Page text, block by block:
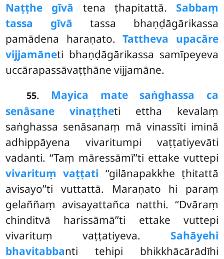
Naṭṭhe gīvā tena ṭhapitattā. Sabbaṃ
tassa gīvā tassa bhaṇḍāgārikassa
pamādena haraṇato.Tattheva upacāre
vijjamāneti bhaṇḍāgārikassa samīpeyeva
uccārapassāvaṭṭhāne vijjamāne.
55. Mayica mate saṅghassa ca
senāsane vinaṭṭheti ettha kevalaṃ
saṅghassa senāsanaṃ mā vinassīti iminā
adhippāyena vivaritumpi vaṭṭatiyevāti
vadanti. ‘‘Taṃ māressāmī’’ti ettake vuttepi
vivarituṃ vaṭṭati ‘‘gilānapakkhe ṭhitattā
avisayo’’ti vuttattā. Maraṇato hi paraṃ
gelaññaṃ avisayattañca natthi. ‘‘Dvāraṃ
chinditvā harissāmā’’ti ettake vuttepi
vivarituṃ vaṭṭatiyeva. Sahāyehi
bhavitabbanti tehipi bhikkhācārādīhi